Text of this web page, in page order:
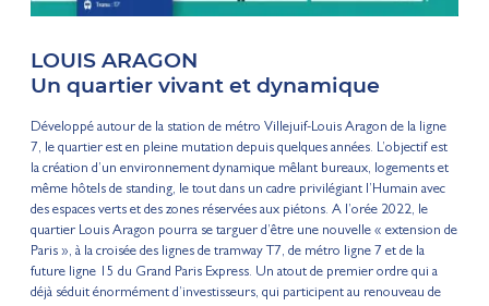
LOUIS ARAGON
Un quartier vivant et dynamique
Développé autour de la station de métro Villejuif-Louis Aragon de la ligne
7, le quartier est en pleine mutation depuis quelques années. L’objectif est
la création d’un environnement dynamique mêlant bureaux, logements et
même hôtels de standing, le tout dans un cadre privilégiant l’Humain avec
des espaces verts et des zones réservées aux piétons. A l’orée 2022, le
quartier Louis Aragon pourra se targuer d’être une nouvelle « extension de
Paris », à la croisée des lignes de tramway T7, de métro ligne 7 et de la
future ligne 15 du Grand Paris Express. Un atout de premier ordre qui a
déjà séduit énormément d’investisseurs, qui participent au renouveau de